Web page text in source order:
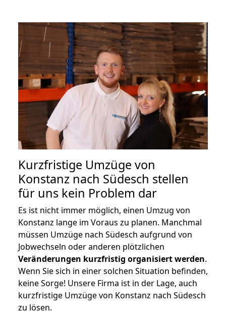
Kurzfristige Umzüge von
Konstanz nach Südesch stellen
für uns kein Problem dar
Es ist nicht immer möglich, einen Umzug von
Konstanz lange im Voraus zu planen. Manchmal
müssen Umzüge nach Südesch aufgrund von
Jobwechseln oder anderen plötzlichen
Veränderungen kurzfristig organisiert werden.
Wenn Sie sich in einer solchen Situation befinden,
keine Sorge! Unsere Firma ist in der Lage, auch
kurzfristige Umzüge von Konstanz nach Südesch
zu lösen.